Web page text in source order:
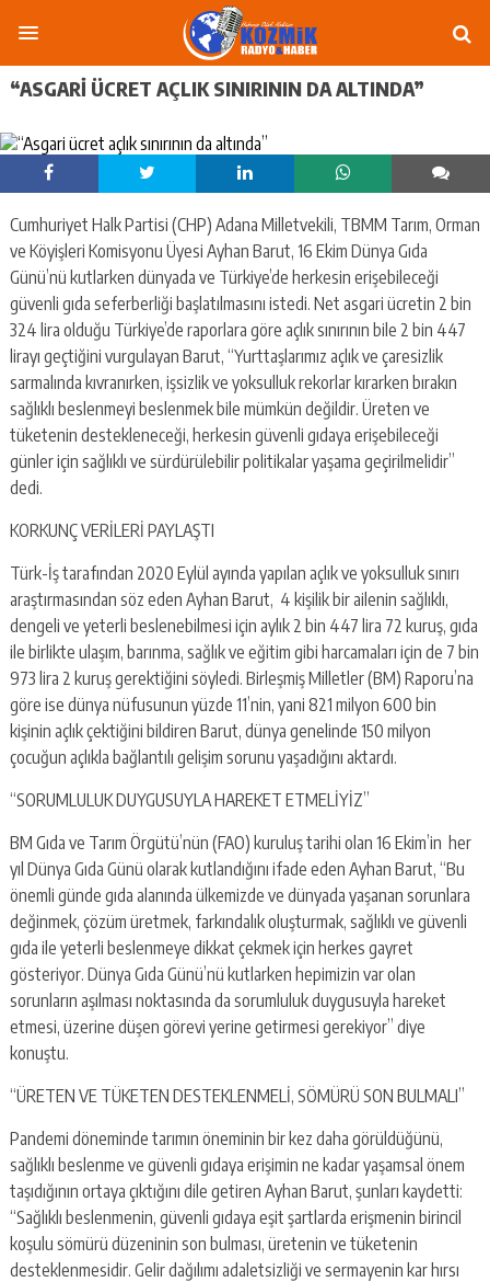
“ASGARI ÜCRET AÇLIK SINIRININ DA ALTINDA”
Cumhuriyet Halk Partisi (CHP) Adana Milletvekili, TBMM Tarım, Orman
ve Köyişleri Komisyonu Üyesi Ayhan Barut, 16 Ekim Dünya Gıda
Günü’nü kutlarken dünyada ve Türkiye’de herkesin erişebileceği
güvenli gıda seferberliği başlatılmasını istedi. Net asgari ücretin 2 bin
324 lira olduğu Türkiye’de raporlara göre açlık sınırının bile 2 bin 447
lirayı geçtiğini vurgulayan Barut, “Yurttaşlarımız açlık ve çaresizlik
sarmalında kıvranırken, işsizlik ve yoksulluk rekorlar kırarken bırakın
sağlıklı beslenmeyi beslenmek bile mümkün değildir. Üreten ve
tüketenin destekleneceği, herkesin güvenli gıdaya erişebileceği
günler için sağlıklı ve sürdürülebilir politikalar yaşama geçirilmelidir”
dedi.
KORKUNÇ VERİLERİ PAYLAŞTI
Türk-İş tarafından 2020 Eylül ayında yapılan açlık ve yoksulluk sınırı
araştırmasından söz eden Ayhan Barut, 4 kişilik bir ailenin sağlıklı,
dengeli ve yeterli beslenebilmesi için aylık 2 bin 447 lira 72 kuruş, gıda
ile birlikte ulaşım, barınma, sağlık ve eğitim gibi harcamaları için de 7 bin
973 lira 2 kuruş gerektiğini söyledi. Birleşmiş Milletler (BM) Raporu’na
göre ise dünya nüfusunun yüzde 11’nin, yani 821 milyon 600 bin
kişinin açlık çektiğini bildiren Barut, dünya genelinde 150 milyon
çocuğun açlıkla bağlantılı gelişim sorunu yaşadığını aktardı.
“SORUMLULUK DUYGUSUYLA HAREKET ETMELİYİZ”
BM Gıda ve Tarım Örgütü’nün (FAO) kuruluş tarihi olan 16 Ekim’in her
yıl Dünya Gıda Günü olarak kutlandığını ifade eden Ayhan Barut, “Bu
önemli günde gıda alanında ülkemizde ve dünyada yaşanan sorunlara
değinmek, çözüm üretmek, farkındalık oluşturmak, sağlıklı ve güvenli
gıda ile yeterli beslenmeye dikkat çekmek için herkes gayret
gösteriyor. Dünya Gıda Günü’nü kutlarken hepimizin var olan
sorunların aşılması noktasında da sorumluluk duygusuyla hareket
etmesi, üzerine düşen görevi yerine getirmesi gerekiyor” diye
konuştu.
“ÜRETEN VE TÜKETEN DESTEKLENMELİ, SÖMÜRÜ SON BULMALI”
Pandemi döneminde tarımın öneminin bir kez daha görüldüğünü,
sağlıklı beslenme ve güvenli gıdaya erişimin ne kadar yaşamsal önem
taşıdığının ortaya çıktığını dile getiren Ayhan Barut, şunları kaydetti:
“Sağlıklı beslenmenin, güvenli gıdaya eşit şartlarda erişmenin birincil
koşulu sömürü düzeninin son bulması, üretenin ve tüketenin
desteklenmesidir. Gelir dağılımı adaletsizliği ve sermayenin kar hırsı